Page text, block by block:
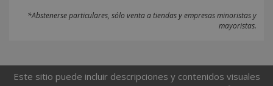
*Abstenerse particulares, sólo venta a tiendas y empresas minoristas y
mayoristas.
Este sitio puede incluir descripciones y contenidos visuales